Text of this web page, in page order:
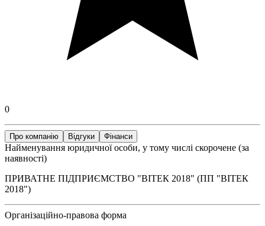
0
Про компанію Відгуки Фінанси
Найменування юридичної особи, у тому числі скорочене (за
наявності)
ПРИВАТНЕ ПІДПРИЄМСТВО "ВІТЕК 2018" (ПП "ВІТЕК
2018")
Організаційно-правова форма